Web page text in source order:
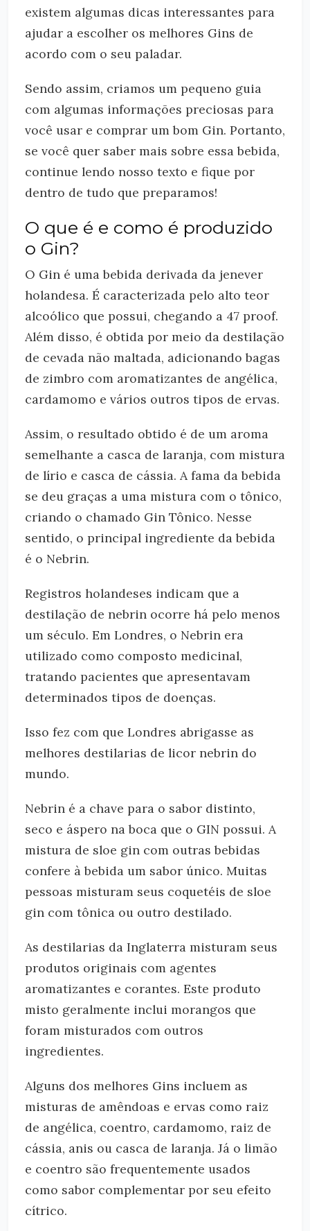
existem algumas dicas interessantes para
ajudar a escolher os melhores Gins de
acordo com o seu paladar.
Sendo assim, criamos um pequeno guia
com algumas informações preciosas para
você usar e comprar um bom Gin. Portanto,
se você quer saber mais sobre essa bebida,
continue lendo nosso texto e fique por
dentro de tudo que preparamos!
O que é e como é produzido
o Gin?
O Gin é uma bebida derivada da jenever
holandesa. É caracterizada pelo alto teor
alcoólico que possui, chegando a 47 proof.
Além disso, é obtida por meio da destilação
de cevada não maltada, adicionando bagas
de zimbro com aromatizantes de angélica,
cardamomo e vários outros tipos de ervas.
Assim, o resultado obtido é de um aroma
semelhante a casca de laranja, com mistura
de lírio e casca de cássia. A fama da bebida
se deu graças a uma mistura com o tônico,
criando o chamado Gin Tônico. Nesse
sentido, o principal ingrediente da bebida
é o Nebrin.
Registros holandeses indicam que a
destilação de nebrin ocorre há pelo menos
um século. Em Londres, o Nebrin era
utilizado como composto medicinal,
tratando pacientes que apresentavam
determinados tipos de doenças.
Isso fez com que Londres abrigasse as
melhores destilarias de licor nebrin do
mundo.
Nebrin é a chave para o sabor distinto,
seco e áspero na boca que o GIN possui. A
mistura de sloe gin com outras bebidas
confere à bebida um sabor único. Muitas
pessoas misturam seus coquetéis de sloe
gin com tônica ou outro destilado.
As destilarias da Inglaterra misturam seus
produtos originais com agentes
aromatizantes e corantes. Este produto
misto geralmente inclui morangos que
foram misturados com outros
ingredientes.
Alguns dos melhores Gins incluem as
misturas de amêndoas e ervas como raiz
de angélica, coentro, cardamomo, raiz de
cássia, anis ou casca de laranja. Já o limão
e coentro são frequentemente usados ​​
como sabor complementar por seu efeito
cítrico.